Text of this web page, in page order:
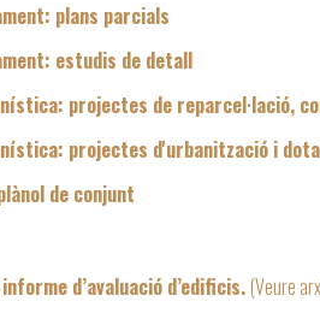
plans parcials
estudis de detall
projectes de reparcel·lació,
projectes d'urbanització i
de conjunt
d’avaluació d’edificis.(Veure